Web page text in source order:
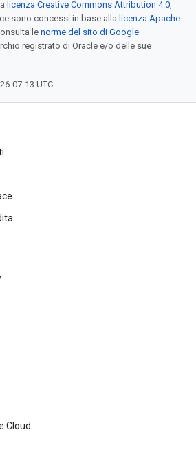
licenza Creative Commons Attribution 4.0,
sono concessi in base alla licenza Apache
le norme del sito di Google
registrato di Oracle e/o delle sue
07-13 UTC.
Cloud